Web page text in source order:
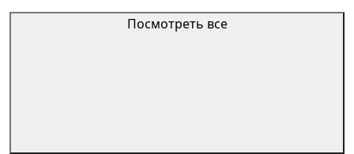
Посмотреть все